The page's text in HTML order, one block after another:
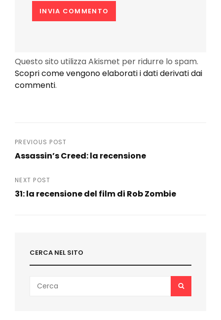
Questo sito utilizza Akismet per ridurre lo spam.
Scopri come vengono elaborati i dati derivati dai
commenti.
Navigazione
PREVIOUS POST
Assassin’s Creed: la recensione
Post
NEXT POST
31: la recensione del film di Rob Zombie
CERCA NEL SITO
for:
SEARCH